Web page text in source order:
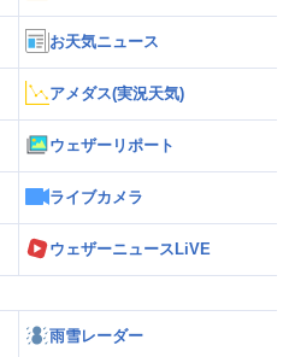
お天気ニュース
アメダス(実況天気)
ウェザーリポート
ライブカメラ
ウェザーニュースLiVE
雨雪レーダー